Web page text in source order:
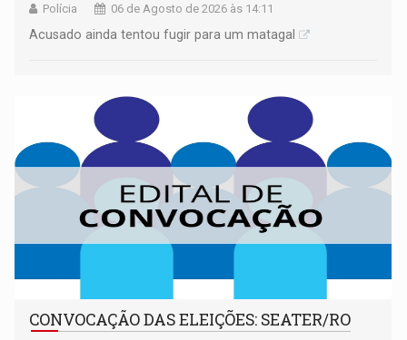
Polícia 06 de Agosto de 2026 às 14:11
Acusado ainda tentou fugir para um matagal
CONVOCAÇÃO DAS ELEIÇÕES: SEATER/RO